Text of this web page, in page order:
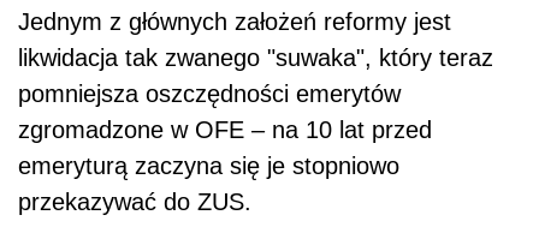
Jednym z głównych założeń reformy jest
likwidacja tak zwanego "suwaka", który teraz
pomniejsza oszczędności emerytów
zgromadzone w OFE – na 10 lat przed
emeryturą zaczyna się je stopniowo
przekazywać do ZUS.